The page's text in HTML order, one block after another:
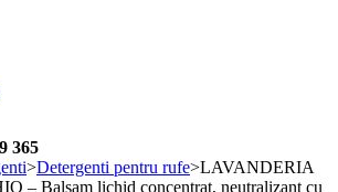
365
>Detergenti pentru rufe>LAVANDERIA
– Balsam lichid concentrat, neutralizant cu